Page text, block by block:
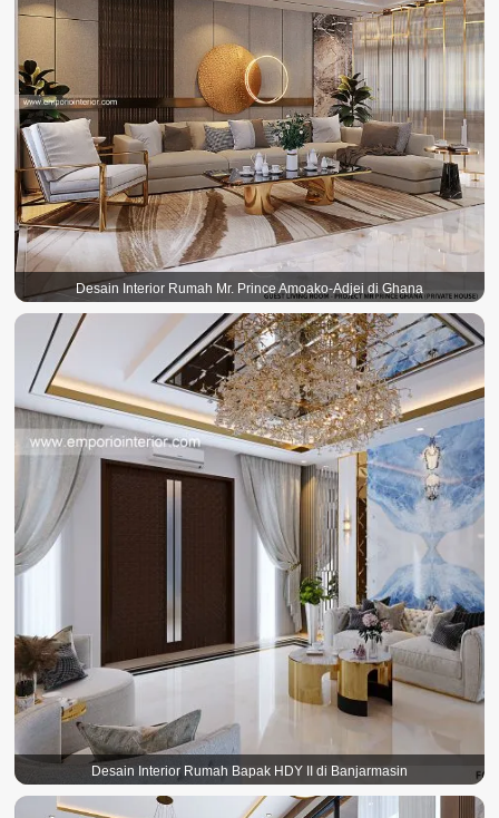
Desain Interior Rumah Mr. Prince Amoako-Adjei di Ghana
Desain Interior Rumah Bapak HDY II di Banjarmasin